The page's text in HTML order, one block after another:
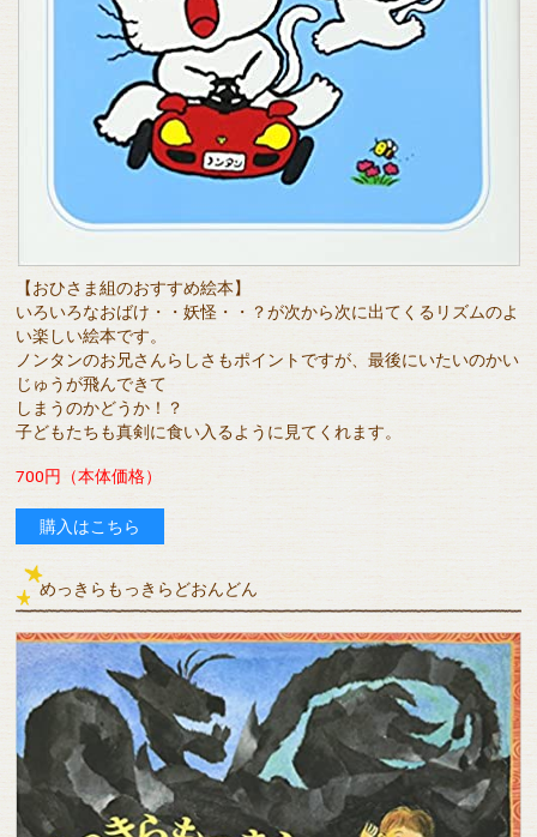
【おひさま組のおすすめ絵本】
いろいろなおばけ・・妖怪・・？が次から次に出てくるリズムのよ
い楽しい絵本です。
ノンタンのお兄さんらしさもポイントですが、最後にいたいのかい
じゅうが飛んできて
しまうのかどうか！？
子どもたちも真剣に食い入るように見てくれます。
700円（本体価格）
購入はこちら
めっきらもっきらどおんどん